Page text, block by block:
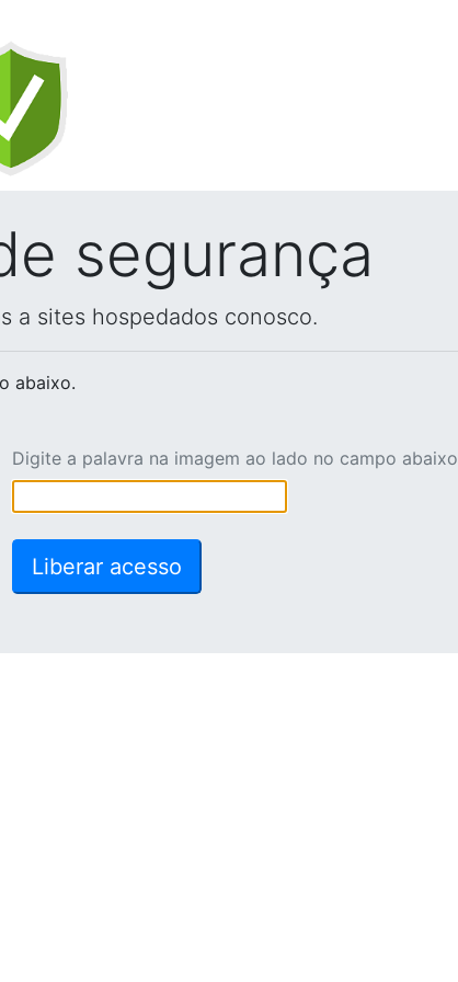
segurança
a sites hospedados conosco.
abaixo.
Digite a palavra na imagem ao lado no campo abaixo